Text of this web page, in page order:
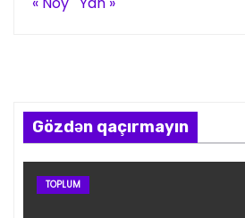
Gözdən qaçırmayın
TOPLUM